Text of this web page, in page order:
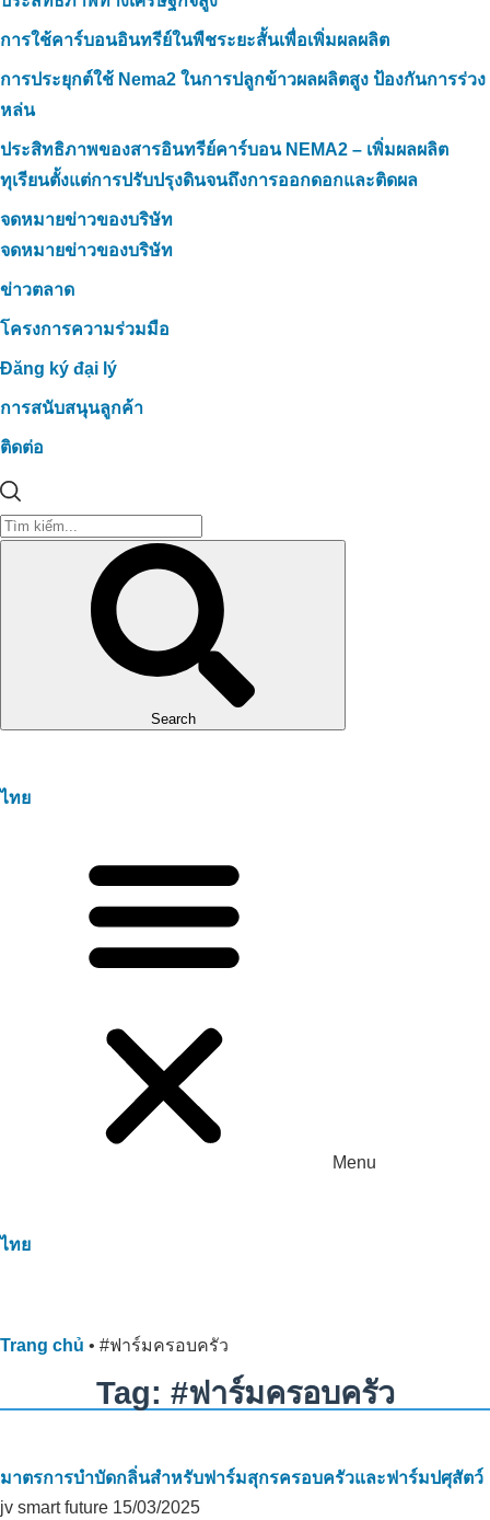
การใช้คาร์บอนอินทรีย์ในพืชระยะสั้นเพื่อเพิ่มผลผลิต
การประยุกต์ใช้ Nema2 ในการปลูกข้าวผลผลิตสูง ป้องกันการร่วง
หล่น
ประสิทธิภาพของสารอินทรีย์คาร์บอน NEMA2 – เพิ่มผลผลิต
ทุเรียนตั้งแต่การปรับปรุงดินจนถึงการออกดอกและติดผล
จดหมายข่าวของบริษัท
จดหมายข่าวของบริษัท
ข่าวตลาด
โครงการความร่วมมือ
Đăng ký đại lý
การสนับสนุนลูกค้า
ติดต่อ
Search
ไทย
Menu
ไทย
Trang chủ • #ฟาร์มครอบครัว
Tag: #ฟาร์มครอบครัว
มาตรการบำบัดกลิ่นสำหรับฟาร์มสุกรครอบครัวและฟาร์มปศุสัตว์
jv smart future 15/03/2025